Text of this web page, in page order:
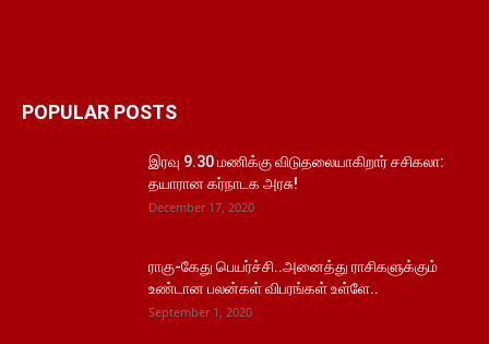
POPULAR POSTS
இரவு 9.30 மணிக்கு விடுதலையாகிறார் சசிகலா:
தயாரான கர்நாடக அரசு!
December 17, 2020
ராகு-கேது பெயர்ச்சி..அனைத்து ராசிகளுக்கும்
உண்டான பலன்கள் விபரங்கள் உள்ளே..
September 1, 2020